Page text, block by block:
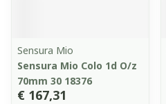
Sensura Mio
Sensura Mio Colo 1d O/z
70mm 30 18376
€ 167,31